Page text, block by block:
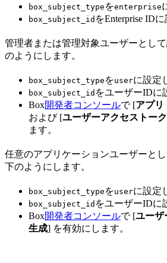
box_subject_type をenterprise
box_subject_id をEnterprise ID
管理者または管理対象ユーザーとし
のようにします。
box_subject_type をuserに設定
box_subject_id をユーザーIDに
Box開発者コンソールで [アプリ
および [ユーザーアクセストー
ます。
任意のアプリケーションユーザーと
下のようにします。
box_subject_type をuserに設定
box_subject_id をユーザーIDに
Box開発者コンソールで [ユーザ
生成] を有効にします。